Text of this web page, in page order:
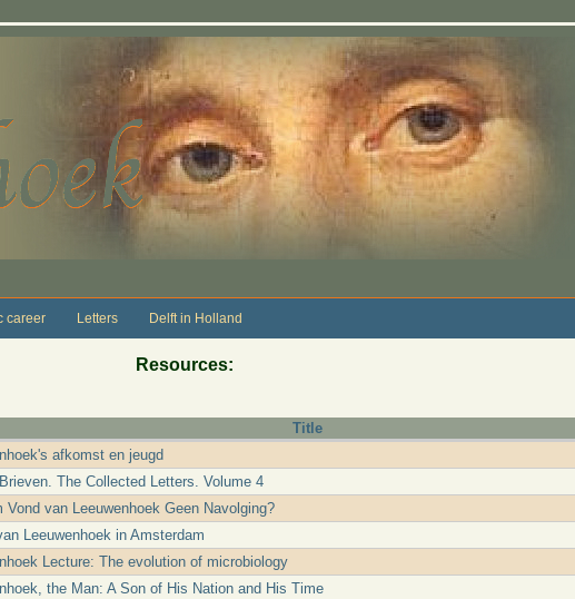
career Letters Delft in Holland
Resources:
Title
afkomst en jeugd
The Collected Letters. Volume 4
Vond van Leeuwenhoek Geen Navolging?
Leeuwenhoek in Amsterdam
Lecture: The evolution of microbiology
the Man: A Son of His Nation and His Time